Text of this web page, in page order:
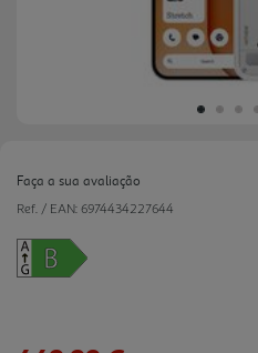
Faça a sua avaliação
Ref. / EAN: 6974434227644